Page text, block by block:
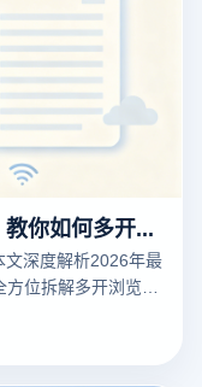
多开浏览器对电脑什么要求高？教你如何多开浏览器实现矩阵不卡顿
深度解析2026年最
位拆解多开浏览器
技术，教你如何多
解决掉线、延迟与